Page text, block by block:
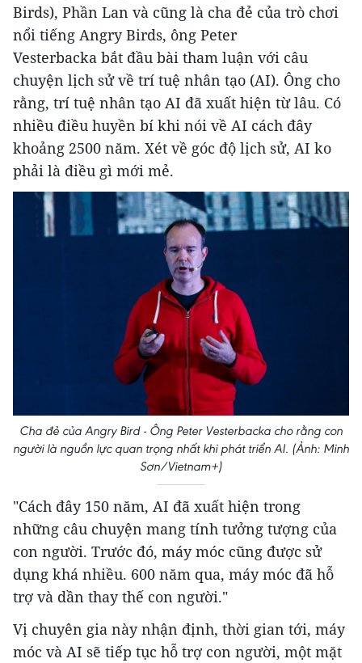
Birds), Phần Lan và cũng là cha đẻ của trò chơi
nổi tiếng Angry Birds, ông Peter
Vesterbacka bắt đầu bài tham luận với câu
chuyện lịch sử về trí tuệ nhân tạo (AI). Ông cho
rằng, trí tuệ nhân tạo AI đã xuất hiện từ lâu. Có
nhiều điều huyền bí khi nói về AI cách đây
khoảng 2500 năm. Xét về góc độ lịch sử, AI ko
phải là điều gì mới mẻ.
Cha đẻ của Angry Bird - Ông Peter Vesterbacka cho rằng con
người là nguồn lực quan trọng nhất khi phát triển AI. (Ảnh: Minh
Sơn/Vietnam+)
"Cách đây 150 năm, AI đã xuất hiện trong
những câu chuyện mang tính tưởng tượng của
con người. Trước đó, máy móc cũng được sử
dụng khá nhiều. 600 năm qua, máy móc đã hỗ
trợ và dần thay thế con người."
Vị chuyên gia này nhận định, thời gian tới, máy
móc và AI sẽ tiếp tục hỗ trợ con người, một mặt